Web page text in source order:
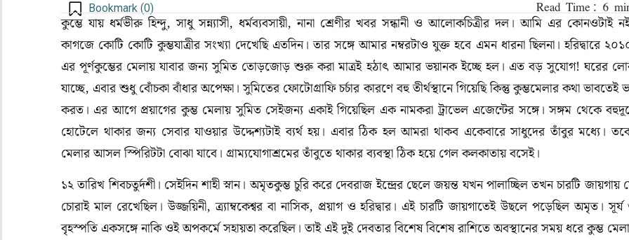
Bookmark (0)
কুম্ভে যায় ধর্মভীরু হিন্দু, সাধু সন্ন্যাসী, ধর্মব্যবসায়ী, নানা শ্রেণীর খবর সন্ধানী ও আলোকচিত্রীর দল। আমি এর কোনওটাই
কাগজে কোটি কোটি কুম্ভযাত্রীর সংখ্যা দেখেছি এতদিন। তার সঙ্গে আমার নম্বরটাও যুক্ত হবে এমন ধারনা ছিলনা। হরিদ্বারে
এর পূর্ণকুম্ভের মেলায় যাবার জন্য সুমিত তোড়জোড় শুরু করা মাত্রই হঠাৎ আমার ভয়ানক ইচ্ছে হল। এত বড় সুযোগ! ঘরের
যাচ্ছে, এবার শুধু বোঁচকা বাঁধার অপেক্ষা। সুমিতের ফোটোগ্রাফি চর্চার কারণে বহু তীর্থস্থানে গিয়েছি কিন্তু কুম্ভমেলার কথা ভাবতেই
করত। এর আগে প্রয়াগের কুম্ভ মেলায় সুমিত সেইজন্য একাই গিয়েছিল এক নামকরা ট্রাভেল এজেন্টের সঙ্গে। সঙ্গম থেকে
হোটেলে থাকার জন্য সেবার যাওয়ার উদ্দেশ্যটাই ব্যর্থ হয়। এবার ঠিক হল আমরা থাকব একেবারে সাধুদের তাঁবুর মধ্যে।
মেলার আসল স্পিরিটটা বোঝা যাবে। গ্রাম্যযোগাশ্রমের তাঁবুতে থাকার ব্যবস্থা ঠিক হয়ে গেল কলকাতায় বসেই।
১২ তারিখ শিবচতুর্দশী। সেইদিন শাহী স্নান। অমৃতকুম্ভ চুরি করে দেবরাজ ইন্দ্রের ছেলে জয়ন্ত যখন পালাচ্ছিল তখন চারটি জায়গায়
চোরাই মাল রেখেছিল। উজ্জয়িনী, ত্র্যাম্বকেশ্বর বা নাসিক, প্রয়াগ ও হরিদ্বার। এই চারটি জায়গাতেই উছলে পড়েছিল অমৃত।
বৃহস্পতি একসঙ্গে নাকি ওই অপকর্মে সহায়তা করেছিল। তাই এই দুই দেবতার বিশেষ বিশেষ রাশিতে অবস্থানের সময় ধরে কুম্ভ